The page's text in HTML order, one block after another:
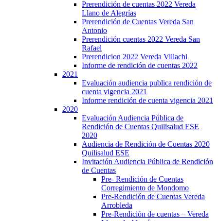
Prerendición de cuentas 2022 Vereda
Llano de Alegrías
Prerendición de Cuentas Vereda San
Antonio
Prerendición cuentas 2022 Vereda San
Rafael
Prerendicion 2022 Vereda Villachi
Informe de rendición de cuentas 2022
2021
Evaluación audiencia publica rendición de
cuenta vigencia 2021
Informe rendición de cuenta vigencia 2021
2020
Evaluación Audiencia Pública de
Rendición de Cuentas Quilisalud ESE
2020
Audiencia de Rendición de Cuentas 2020
Quilisalud ESE
Invitación Audiencia Pública de Rendición
de Cuentas
Pre- Rendición de Cuentas
Corregimiento de Mondomo
Pre-Rendición de Cuentas Vereda
Arrobleda
Pre-Rendición de cuentas – Vereda